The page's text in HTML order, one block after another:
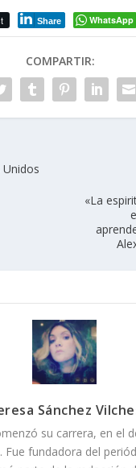
Share WhatsApp
COMPARTIR:
«La
Sánchez
su carrera, en el
Fue fundadora del